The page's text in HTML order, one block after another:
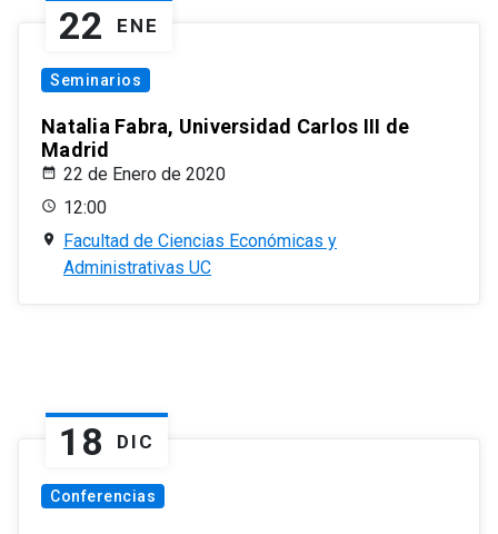
22 ENE
Seminarios
Natalia Fabra, Universidad Carlos III de
Madrid
22 de Enero de 2020
12:00
Facultad de Ciencias Económicas y
Administrativas UC
18 DIC
Conferencias